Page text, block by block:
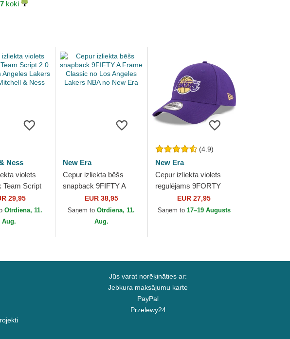
koki
Ness
violets
Team Script
Los Angeles
no Mitchell
29,95
Otrdiena, 11.
Aug.
New Era
Cepur izliekta bēšs
snapback 9FIFTY A
Frame Classic no Los
Angeles Lakers NBA no
EUR 38,95
Saņem toOtrdiena, 11.
Aug.
(4.9)
New Era
Cepur izliekta violets
regulējams 9FORTY
The League no Los
Angeles Lakers NBA no
EUR 27,95
Saņem to 17–19 Augusts
Jūs varat norēķināties ar:
Jebkura maksājumu karte
PayPal
Przelewy24